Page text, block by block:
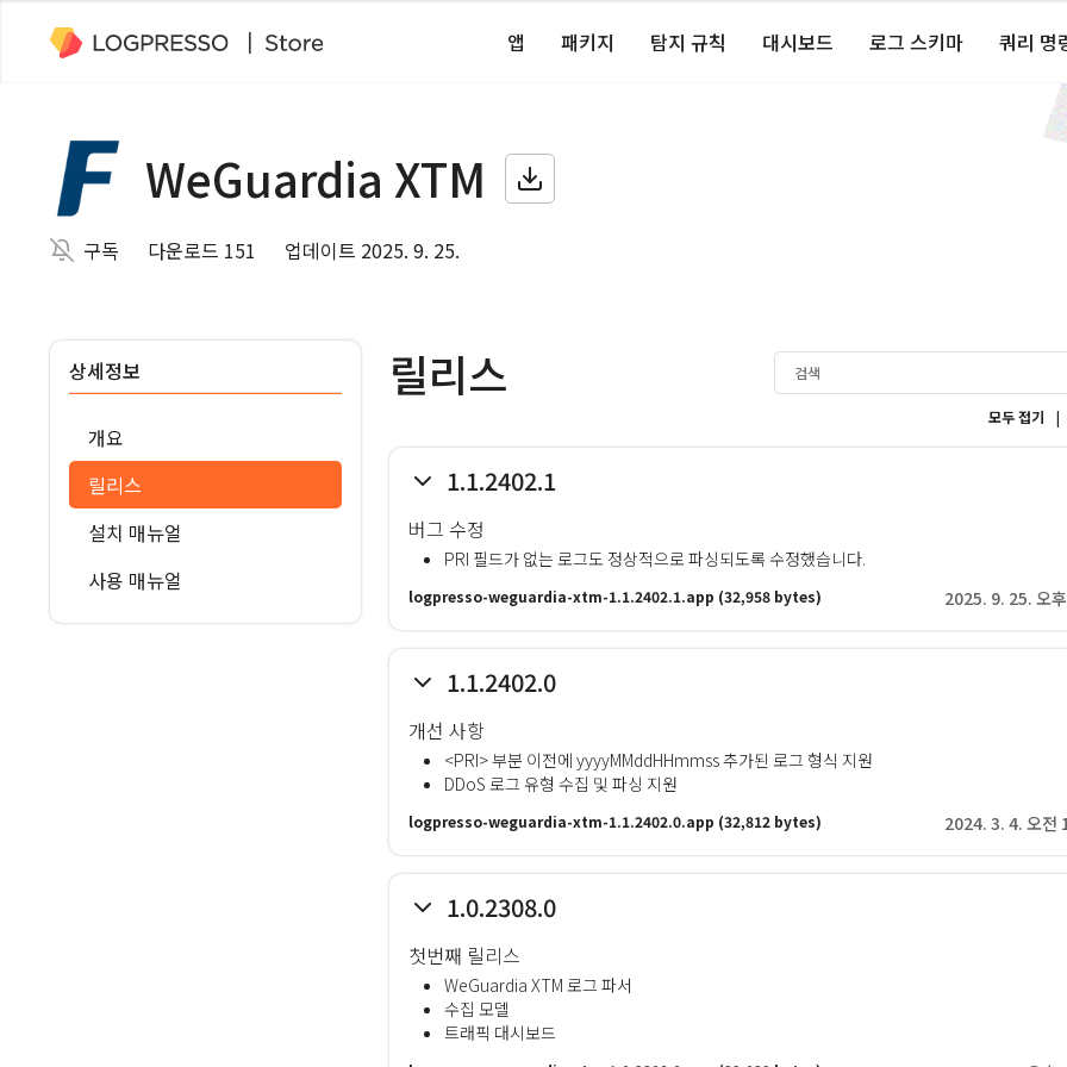
앱 패키지 탐지 규칙 대시보드 로그 스키마 쿼리 명
WeGuardia XTM
구독 다운로드 151 업데이트 2025. 9. 25.
상세정보
개요
릴리스
설치 매뉴얼
사용 매뉴얼
릴리스
모두 접기 |
1.1.2402.1
버그 수정
PRI 필드가 없는 로그도 정상적으로 파싱되도록 수정했습니다.
logpresso-weguardia-xtm-1.1.2402.1.app (32,958 bytes) 2025. 9. 25. 오
1.1.2402.0
개선 사항
<PRI> 부분 이전에 yyyyMMddHHmmss 추가된 로그 형식 지원
DDoS 로그 유형 수집 및 파싱 지원
logpresso-weguardia-xtm-1.1.2402.0.app (32,812 bytes) 2024. 3. 4. 오전
1.0.2308.0
첫번째 릴리스
WeGuardia XTM 로그 파서
수집 모델
트래픽 대시보드